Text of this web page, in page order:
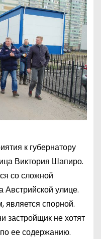
к губернатору
Виктория Шапиро.
со сложной
Австрийской улице.
является спорной.
застройщик не хотят
ее содержанию.